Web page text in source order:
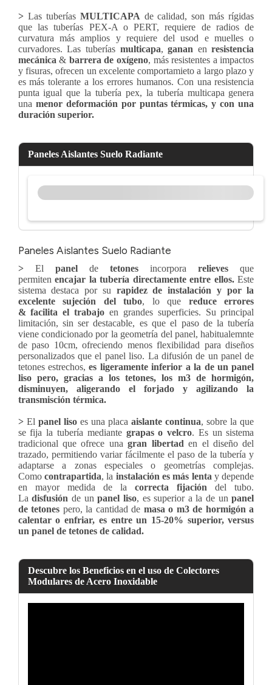
> Las tuberías MULTICAPA de calidad, son más rígidas
que las tuberías PEX-A o PERT, requiere de radios de
curvatura más amplios y requiere del usod e muelles o
curvadores. Las tuberías multicapa,ganan enresistencia
mecánica& barrera de oxígeno, más resistentes a impactos
y fisuras, ofrecen un excelente comportamieto a largo plazo y
es más tolerante a los errores humanos. Con una resistencia
punta igual que la tubería pex, la tubería multicapa genera
una menor deformación por puntas térmicas, y con una
duración superior.
Paneles Aislantes Suelo Radiante
Paneles Aislantes Suelo Radiante
>El paneldetetonesincorporarelievesque
permiten encajar la tubería directamente entre ellos.Este
sistema destaca por su rapidez de instalación y por la
excelente sujeción del tubo, lo que reduce errores
& facilita el trabajo en grandes superficies. Su principal
limitación, sin ser destacable, es que el paso de la tubería
viene condicionado por la geometría del panel, habitualemnte
de paso 10cm, ofreciendo menos flexibilidad para diseños
personalizados que el panel liso. La difusión de un panel de
tetones estrechos, es ligeramente inferior a la de un panel
liso pero, gracias a los tetones, los m3 de hormigón,
disminuyen, aligerando el forjado y agilizando la
transmisción térmica.
>El panel liso es una placaaislante continua, sobre la que
se fija la tubería mediantegrapas o velcro. Es un sistema
tradicional que ofrece unagran libertaden el diseño del
trazado, permitiendo variar fácilmente el paso de la tubería y
adaptarse a zonas especiales o geometrías complejas.
Como contrapartida, la instalación es más lenta y depende
en mayor medida de lacorrecta fijación del tubo.
Ladisfusión de unpanel liso, es superior a la de unpanel
de tetones pero, la cantidad de masa o m3 de hormigón a
calentar o enfriar, es entre un 15-20% superior, versus
un panel de tetones de calidad.
Descubre los Beneficios en el uso de Colectores
Modulares de Acero Inoxidable